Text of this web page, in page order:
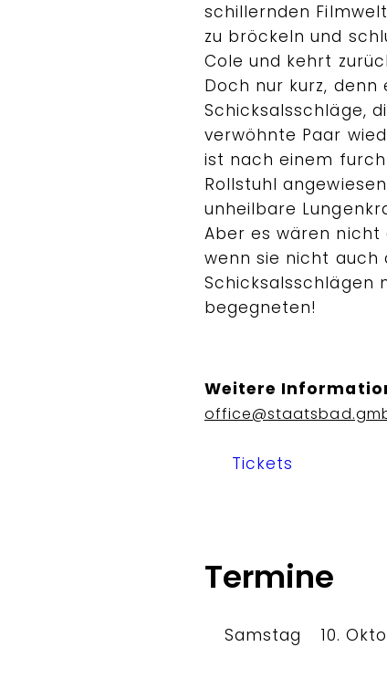
schillernden
zu bröckeln und
Cole und kehrt
Doch nur kurz, denn
Schicksalsschläge,
verwöhnte Paar
ist nach einem
Rollstuhl
unheilbare
Aber es wären nicht
wenn sie nicht auch
Schicksalsschlägen
begegneten!
Weitere
Tickets
Termine
Samstag 10.